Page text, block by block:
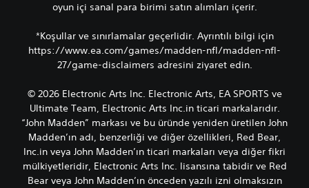
oyun içi sanal para birimi satın alımları içerir.
*Koşullar ve sınırlamalar geçerlidir. Ayrıntılı bilgi için
https://www.ea.com/games/madden-nfl/madden-nfl-
27/game-disclaimers adresini ziyaret edin.
© 2026 Electronic Arts Inc. Electronic Arts, EA SPORTS ve
Ultimate Team, Electronic Arts Inc.in ticari markalarıdır.
“John Madden” markası ve bu üründe yeniden üretilen John
Madden’ın adı, benzerliği ve diğer özellikleri, Red Bear,
Inc.in veya John Madden’ın ticari markaları veya diğer fikri
mülkiyetleridir, Electronic Arts Inc. lisansına tabidir ve Red
Bear veya John Madden’ın önceden yazılı izni olmaksızın